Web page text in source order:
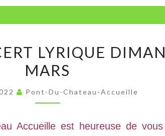
AU
CONCERT
DIMANCHE
MARS
LYRIQUE
MARS
Pont-Du-Chateau-Accueille
Accueille est heureuse de